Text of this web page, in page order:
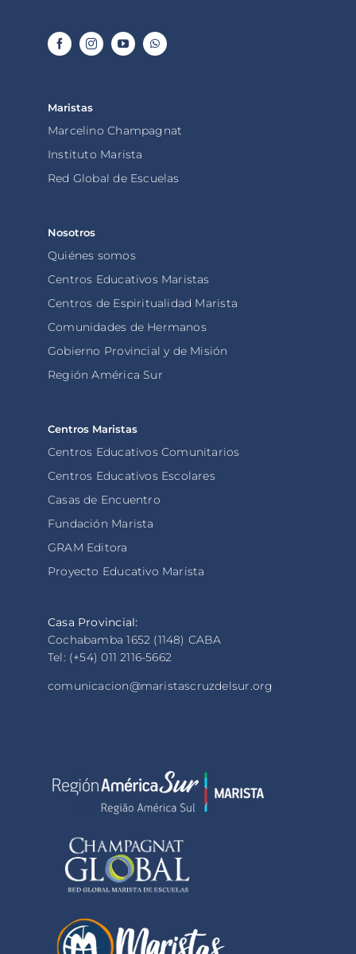
Maristas
Marcelino Champagnat
Instituto Marista
Red Global de Escuelas
Nosotros
Quiénes somos
Centros Educativos Maristas
Centros de Espiritualidad Marista
Comunidades de Hermanos
Gobierno Provincial y de Misión
Región América Sur
Centros Maristas
Centros Educativos Comunitarios
Centros Educativos Escolares
Casas de Encuentro
Fundación Marista
GRAM Editora
Proyecto Educativo Marista
Casa Provincial:
Cochabamba 1652 (1148) CABA
Tel: (+54) 011 2116-5662
comunicacion@maristascruzdelsur.org